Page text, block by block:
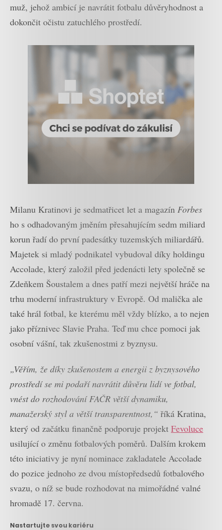
muž, jehož ambicí je navrátit fotbalu důvěryhodnost a
dokončit očistu zatuchlého prostředí.
Milanu Kratinovi je sedmatřicet let a magazín Forbes
ho s odhadovaným jměním přesahujícím sedm miliard
korun řadí do první padesátky tuzemských miliardářů.
Majetek si mladý podnikatel vybudoval díky holdingu
Accolade, který založil před jedenácti lety společně se
Zdeňkem Šoustalem a dnes patří mezi největší hráče na
trhu moderní infrastruktury v Evropě. Od malička ale
také hrál fotbal, ke kterému měl vždy blízko, a to nejen
jako příznivec Slavie Praha. Teď mu chce pomoci jak
osobní vášní, tak zkušenostmi z byznysu.
„Věřím, že díky zkušenostem a energii z byznysového
prostředí se mi podaří navrátit důvěru lidí ve fotbal,
vnést do rozhodování FAČR větší dynamiku,
manažerský styl a větší transparentnost,“ říká Kratina,
který od začátku finančně podporuje projekt Fevoluce
usilující o změnu fotbalových poměrů. Dalším krokem
této iniciativy je nyní nominace zakladatele Accolade
do pozice jednoho ze dvou místopředsedů fotbalového
svazu, o níž se bude rozhodovat na mimořádné valné
hromadě 17. června.
Nastartujte svou kariéru